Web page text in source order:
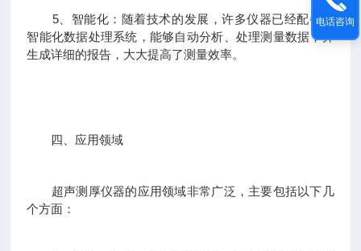
5、智能化：随着技术的发展，许多仪器已经配备了
智能化数据处理系统，能够自动分析、处理测量数据，并
生成详细的报告，大大提高了测量效率。
四、应用领域
超声测厚仪器的应用领域非常广泛，主要包括以下几
个方面：
电话咨询